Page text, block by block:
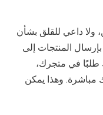
ولا داعي للقلق بشأن
المنتجات إلى
طلبًا في متجرك،
مباشرة. وهذا يمكن